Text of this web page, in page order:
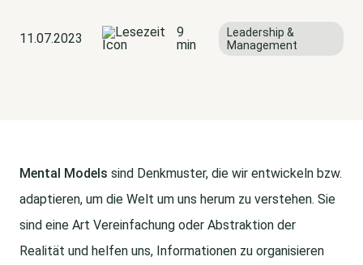
11.07.2023
9
min
Leadership &
Management
Mental Models sind Denkmuster, die wir entwickeln bzw.
adaptieren, um die Welt um uns herum zu verstehen. Sie
sind eine Art Vereinfachung oder Abstraktion der
Realität und helfen uns, Informationen zu organisieren